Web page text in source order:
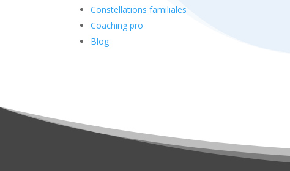
Constellations familiales
Coaching pro
Blog